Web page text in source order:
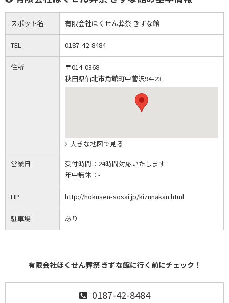
スポット名 有限会社ほくせん葬祭 きずな館
TEL 0187-42-8484
住所
〒014-0368
秋田県仙北市角館町中菅沢94-23
大きな地図で見る
営業日 受付時間： 24時間対応いたします
年中無休： -
HP http://hokusen-sosai.jp/kizunakan.html
駐車場 あり
有限会社ほくせん葬祭 きずな館に行く前にチェック！
0187-42-8484